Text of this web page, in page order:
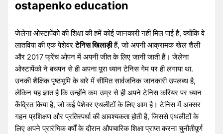
ostapenko education
जेलेना ओस्टापेंको की शिक्षा की हमें कोई जानकारी नहीं मिल पाई है, क्योंकि वे
लातविया की एक पेशेवरटेनिस खिलाड़ीहैं, जो अपनी आक्रामक खेल शैली
और 2017 फ्रेंच ओपन में अपनी जीत के लिए जानी जाती हैं। जेलेना
ओस्टापेंको ने बचपन से ही अपना पूरा ध्यान टेनिस गेम पर ही लगाया था.
उनकी शैक्षिक पृष्ठभूमि के बारे में सीमित सार्वजनिक जानकारी उपलब्ध है,
लेकिन यह ज्ञात है कि उन्होंने कम उम्र से ही अपने टेनिस करियर पर ध्यान
केंद्रित किया है, जो कई पेशेवर एथलीटों के लिए आम है। टेनिस में अक्सर
गहन प्रशिक्षण और प्रतिस्पर्धा की आवश्यकता होती है, जिससे एथलीटों के
लिए अपने प्रारंभिक वर्षों के दौरान औपचारिक शिक्षा प्राप्त करना चुनौतीपूर्ण